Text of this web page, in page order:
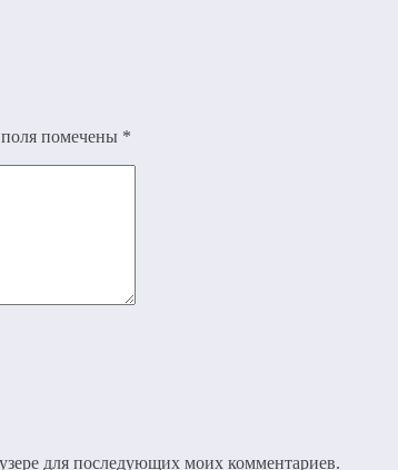
помечены *
для последующих моих комментариев.